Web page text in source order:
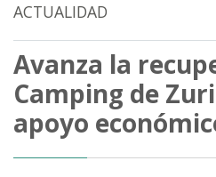
ACTUALIDAD
Avanza la
Camping de
apoyo